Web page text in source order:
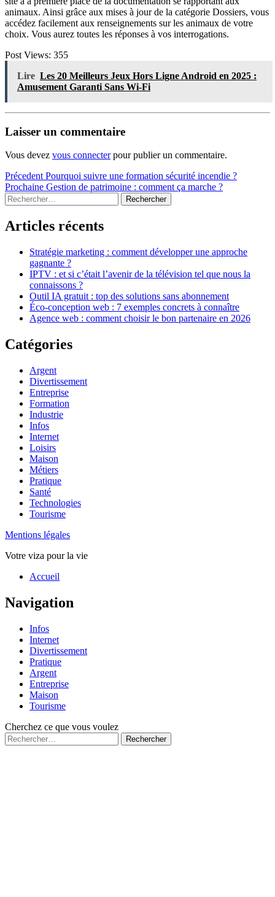
animaux. Ainsi grâce aux mises à jour de la catégorie Dossiers, vous
accédez facilement aux renseignements sur les animaux de votre
choix. Vous aurez toutes les réponses à vos interrogations.
Post Views: 355
Lire Les 20 Meilleurs Jeux Hors Ligne Android en 2025 :
Amusement Garanti Sans Wi-Fi
Laisser un commentaire
Vous devez vous connecterpour publier un commentaire.
Navigation
de
Précedent Article
précédent :
Pourquoi suivre une formation sécurité incendie ?
Prochaine Article
suivant :
Gestion de patrimoine : comment ça marche ?
Sidebar
Rechercher :
Articles récents
Stratégie marketing : comment développer une approche
gagnante ?
IPTV : et si c’était l’avenir de la télévision tel que nous la
connaissons ?
Outil IA gratuit : top des solutions sans abonnement
Éco-conception web : 7 exemples concrets à connaître
Agence web : comment choisir le bon partenaire en 2026
Catégories
Argent
Divertissement
Entreprise
Formation
Industrie
Infos
Internet
Loisirs
Maison
Métiers
Pratique
Santé
Technologies
Tourisme
Mentions légales
Votre viza pour la vie
Haut
page
Accueil
Navigation
Infos
Internet
Divertissement
Pratique
Argent
Entreprise
Maison
Tourisme
Cherchez ce que vous voulez
Rechercher :